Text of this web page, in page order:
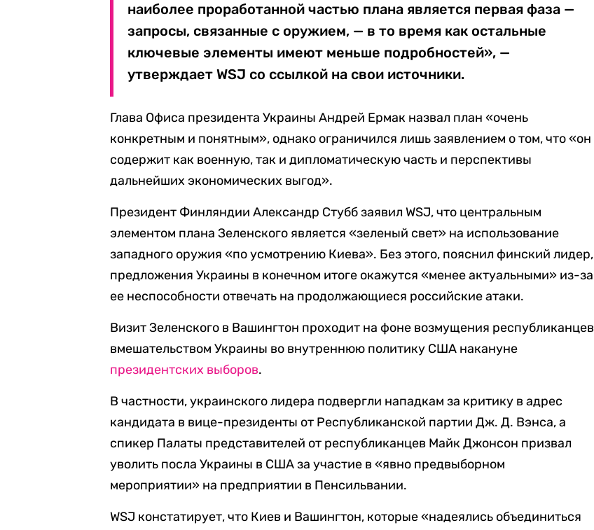
наиболее проработанной частью плана является первая фаза —
запросы, связанные с оружием, — в то время как остальные
ключевые элементы имеют меньше подробностей», —
утверждает WSJ со ссылкой на свои источники.
Глава Офиса президента Украины Андрей Ермак назвал план «очень
конкретным и понятным», однако ограничился лишь заявлением о том, что «он
содержит как военную, так и дипломатическую часть и перспективы
дальнейших экономических выгод».
Президент Финляндии Александр Стубб заявил WSJ, что центральным
элементом плана Зеленского является «зеленый свет» на использование
западного оружия «по усмотрению Киева». Без этого, пояснил финский лидер,
предложения Украины в конечном итоге окажутся «менее актуальными» из-за
ее неспособности отвечать на продолжающиеся российские атаки.
Визит Зеленского в Вашингтон проходит на фоне возмущения республиканцев
вмешательством Украины во внутреннюю политику США накануне
президентских выборов.
В частности, украинского лидера подвергли нападкам за критику в адрес
кандидата в вице-президенты от Республиканской партии Дж. Д. Вэнса, а
спикер Палаты представителей от республиканцев Майк Джонсон призвал
уволить посла Украины в США за участие в «явно предвыборном
мероприятии» на предприятии в Пенсильвании.
WSJ констатирует, что Киев и Вашингтон, которые «надеялись объединиться